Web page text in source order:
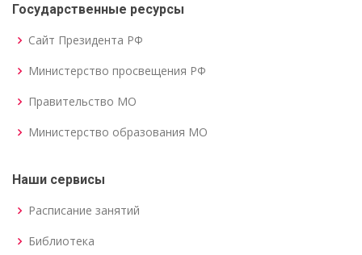
Государственные ресурсы
Сайт Президента РФ
Министерство просвещения РФ
Правительство МО
Министерство образования МО
Наши сервисы
Расписание занятий
Библиотека